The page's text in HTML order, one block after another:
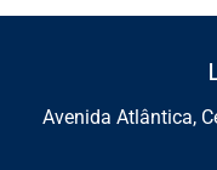
Avenida Atlântica,